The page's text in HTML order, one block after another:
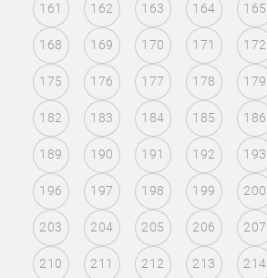
161 162 163 164 165
168 169 170 171 172
175 176 177 178 179
182 183 184 185 186
189 190 191 192 193
196 197 198 199 200
203 204 205 206 207
210 211 212 213 214